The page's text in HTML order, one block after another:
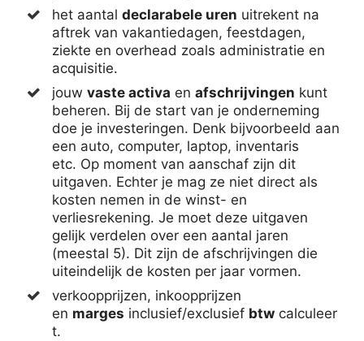
het aantal declarabele uren uitrekent na
aftrek van vakantiedagen, feestdagen,
ziekte en overhead zoals administratie en
acquisitie.
jouw vaste activa en afschrijvingen kunt
beheren. Bij de start van je onderneming
doe je investeringen. Denk bijvoorbeeld aan
een auto, computer, laptop, inventaris
etc. Op moment van aanschaf zijn dit
uitgaven. Echter je mag ze niet direct als
kosten nemen in de winst- en
verliesrekening. Je moet deze uitgaven
gelijk verdelen over een aantal jaren
(meestal 5). Dit zijn de afschrijvingen die
uiteindelijk de kosten per jaar vormen.
verkoopprijzen, inkoopprijzen
en marges inclusief/exclusief btw calculeer
t.